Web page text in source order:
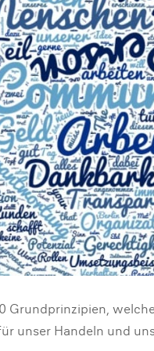
Grundprinzipien,
unser Handeln und